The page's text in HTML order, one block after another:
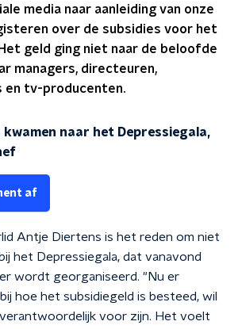
media naar aanleiding van onze
over de subsidies voor het
geld ging niet naar de beloofde
managers, directeuren,
en tv-producenten.
kwamen naar het Depressiegala,
af
Antje Diertens is het reden om niet
het Depressiegala, dat vanavond
wordt georganiseerd. "Nu er
hoe het subsidiegeld is besteed, wil
voor zijn. Het voelt